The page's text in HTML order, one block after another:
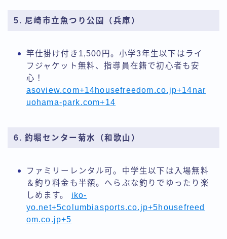
5. 尼崎市立魚つり公園（兵庫）
竿仕掛け付き1,500円。小学3年生以下はライ
フジャケット無料、指導員在籍で初心者も安
心！
asoview.com+14housefreedom.co.jp+14nar
uohama-park.com+14
6. 釣堀センター菊水（和歌山）
ファミリーレンタル可。中学生以下は入場無料
＆釣り料金も半額。へらぶな釣りでゆったり楽
しめます。 iko-
yo.net+5columbiasports.co.jp+5housefreed
om.co.jp+5